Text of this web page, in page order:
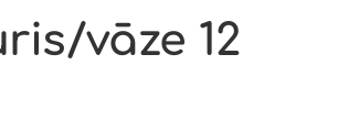
vāze 12